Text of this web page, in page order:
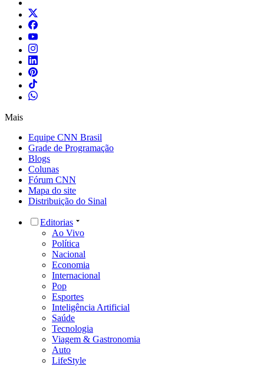
Mais
Equipe CNN Brasil
Grade de Programação
Blogs
Colunas
Fórum CNN
Mapa do site
Distribuição do Sinal
Editorias
Ao Vivo
Política
Nacional
Economia
Internacional
Pop
Esportes
Inteligência Artificial
Saúde
Tecnologia
Viagem & Gastronomia
Auto
LifeStyle